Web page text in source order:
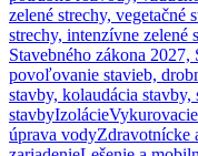
zelené strechy, vegetačné
strechy, intenzívne zelené
Stavebného zákona
povoľovanie stavieb,
stavby, kolaudácia
stavbyIzolácie
úprava vodyZdravotnícke